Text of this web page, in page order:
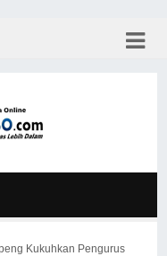
Kukuhkan Pengurus